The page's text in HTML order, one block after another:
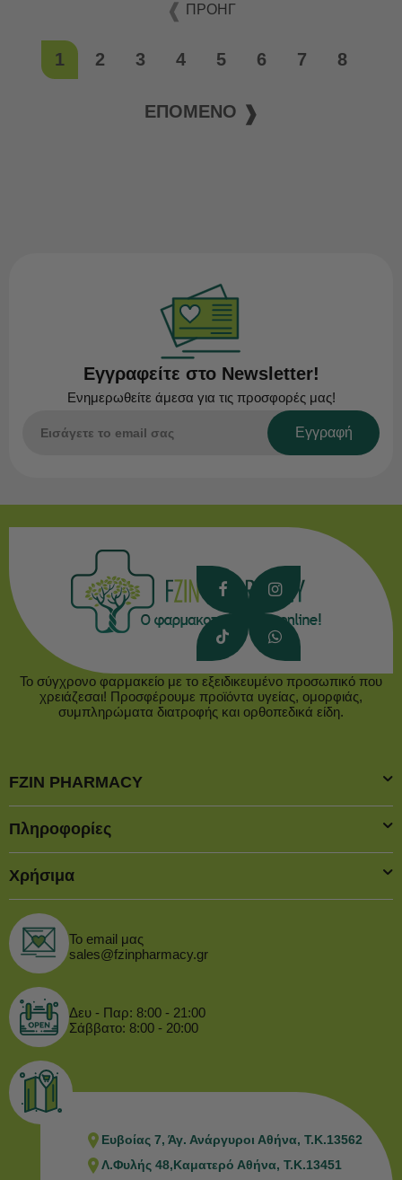
ΠΡΟΗΓ
1 2 3 4 5 6 7 8
ΕΠΌΜΕΝΟ
Εγγραφείτε στο Newsletter!
Ενημερωθείτε άμεσα για τις προσφορές μας!
Εγγραφή
Το σύγχρονο φαρμακείο με το εξειδικευμένο προσωπικό που
χρειάζεσαι! Προσφέρουμε προϊόντα υγείας, ομορφιάς,
συμπληρώματα διατροφής και ορθοπεδικά είδη.
FZIN PHARMACY
Πληροφορίες
Χρήσιμα
Το email μας
sales@fzinpharmacy.gr
Δευ - Παρ: 8:00 - 21:00
Σάββατο: 8:00 - 20:00
Ευβοίας 7, Άγ. Ανάργυροι Αθήνα, Τ.Κ.13562
Λ.Φυλής 48,Καματερό Αθήνα, Τ.Κ.13451